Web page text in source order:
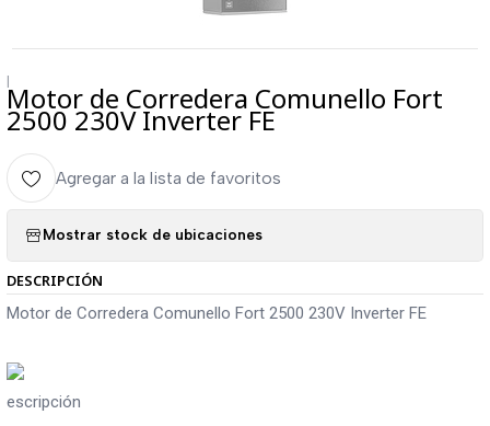
|Motor de Corredera Comunello Fort
2500 230V Inverter FE
Agregar a la lista de favoritos
Mostrar stock de ubicaciones
DESCRIPCIÓN
Motor de Corredera Comunello Fort 2500 230V Inverter FE
escripción